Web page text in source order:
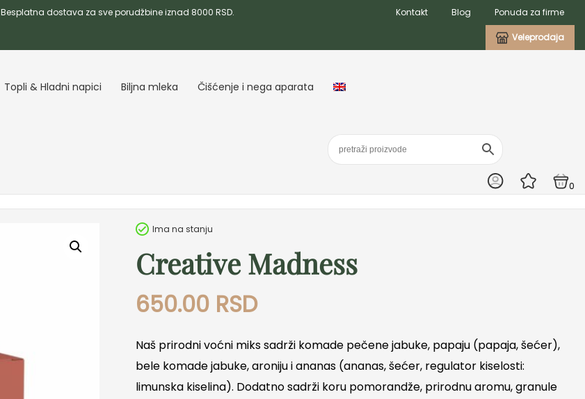
Besplatna dostava za sve porudžbine iznad 8000 RSD. Kontakt Blog Ponuda za firme
Veleprodaja
Topli & Hladni napici Biljna mleka Čišćenje i nega aparata
0
Ima na stanju
Creative Madness
650.00 RSD
Naš prirodni voćni miks sadrži komade pečene jabuke, papaju (papaja, šećer),
bele komade jabuke, aroniju i ananas (ananas, šećer, regulator kiselosti:
limunska kiselina). Dodatno sadrži koru pomorandže, prirodnu aromu, granule